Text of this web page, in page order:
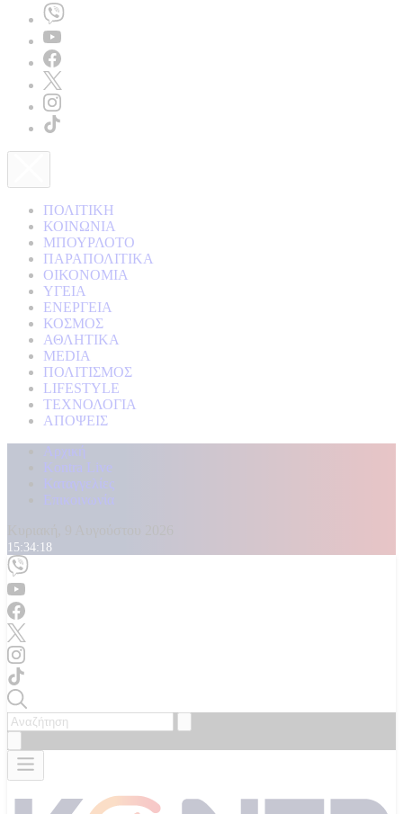
ΠΟΛΙΤΙΚΗ
ΚΟΙΝΩΝΙΑ
ΜΠΟΥΡΛΟΤΟ
ΠΑΡΑΠΟΛΙΤΙΚΑ
ΟΙΚΟΝΟΜΙΑ
ΥΓΕΙΑ
ΕΝΕΡΓΕΙΑ
ΚΟΣΜΟΣ
ΑΘΛΗΤΙΚΑ
MEDIA
ΠΟΛΙΤΙΣΜΟΣ
LIFESTYLE
ΤΕΧΝΟΛΟΓΙΑ
ΑΠΟΨΕΙΣ
Αρχική
Kontra Live
Καταγγελίες
Επικοινωνία
15:34:20